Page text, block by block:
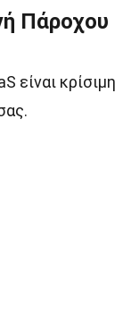
Πάροχου
είναι κρίσιμη